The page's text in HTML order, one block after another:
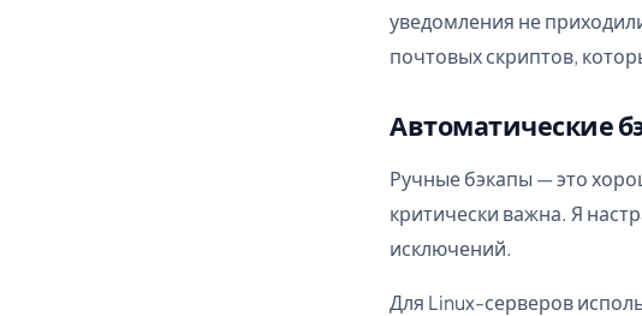
уведомления не
почтовых скриптов,
Автоматические
Ручные бэкапы — это
критически важна. Я
исключений.
Для Linux-серверов